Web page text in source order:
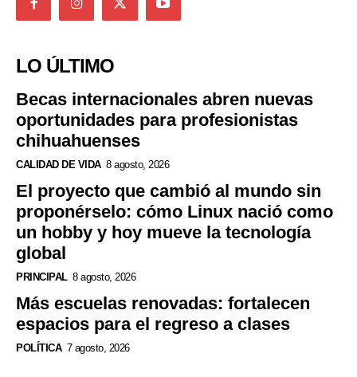
LO ÚLTIMO
Becas internacionales abren nuevas
oportunidades para profesionistas
chihuahuenses
CALIDAD DE VIDA 8 agosto, 2026
El proyecto que cambió al mundo sin
proponérselo: cómo Linux nació como
un hobby y hoy mueve la tecnología
global
PRINCIPAL 8 agosto, 2026
Más escuelas renovadas: fortalecen
espacios para el regreso a clases
POLÍTICA 7 agosto, 2026